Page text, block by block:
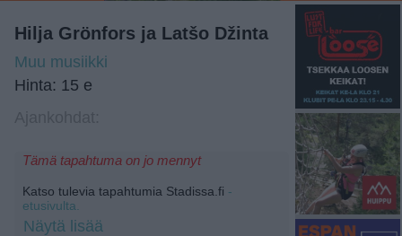
Hilja Grönfors ja Latšo Džinta
Muu musiikki
Hinta: 15 e
Tämä tapahtuma on jo mennyt
Katso tulevia tapahtumia Stadissa.fi -
etusivulta.
Näytä lisää